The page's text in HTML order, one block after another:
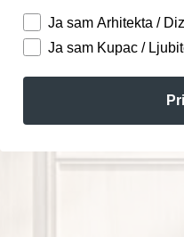
Ja sam Arhitekta /
Ja sam Kupac /